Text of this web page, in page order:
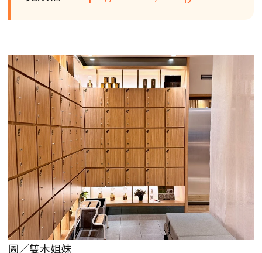
圖／雙木姐妹